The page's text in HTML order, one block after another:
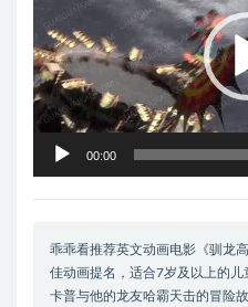
放
器
00:00
乖乖看推荐英文动画电影《驯龙
佳动画提名，适合7岁及以上的
卡普与他的龙友哈霸天击的冒险